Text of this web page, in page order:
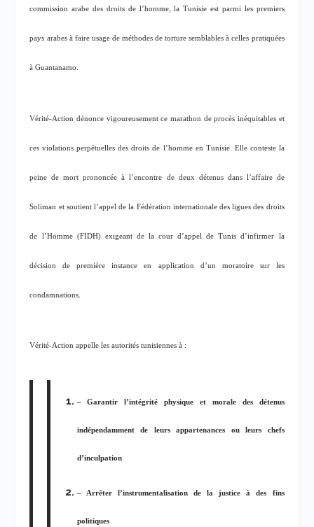
commission arabe des droits de l’homme, la Tunisie est parmi les premiers
pays arabes à faire usage de méthodes de torture semblables à celles pratiquées
à Guantanamo.
Vérité-Action dénonce vigoureusement ce marathon de procès inéquitables et
ces violations perpétuelles des droits de l’homme en Tunisie. Elle conteste la
peine de mort prononcée à l’encontre de deux détenus dans l’affaire de
Soliman et soutient l’appel de la Fédération internationale des ligues des droits
de l’Homme (FIDH) exigeant de la cour d’appel de Tunis d’infirmer la
décision de première instance en application d’un moratoire sur les
condamnations.
Vérité-Action appelle les autorités tunisiennes à :
– Garantir l’intégrité physique et morale des détenus
indépendamment de leurs appartenances ou leurs chefs
d’inculpation
– Arrêter l’instrumentalisation de la justice à des fins
politiques